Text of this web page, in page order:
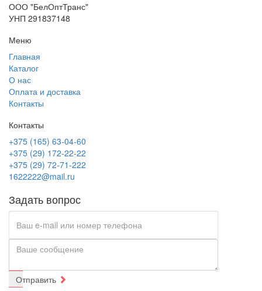
ООО "БелОптТранс"
УНП 291837148
Меню
Главная
Каталог
О нас
Оплата и доставка
Контакты
Контакты
+375 (165) 63-04-60
+375 (29) 172-22-22
+375 (29) 72-71-222
1622222@mail.ru
Задать вопрос
Отправить